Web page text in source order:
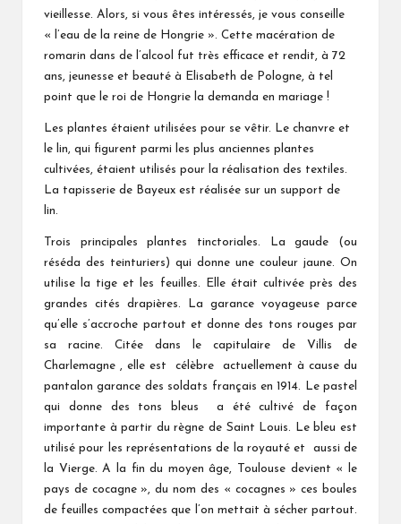
vieillesse. Alors, si vous êtes intéressés, je vous conseille
« l’eau de la reine de Hongrie ». Cette macération de
romarin dans de l’alcool fut très efficace et rendit, à 72
ans, jeunesse et beauté à Elisabeth de Pologne, à tel
point que le roi de Hongrie la demanda en mariage !
Les plantes étaient utilisées pour se vêtir. Le chanvre et
le lin, qui figurent parmi les plus anciennes plantes
cultivées, étaient utilisés pour la réalisation des textiles.
La tapisserie de Bayeux est réalisée sur un support de
lin.
Trois principales plantes tinctoriales. La gaude (ou
réséda des teinturiers) qui donne une couleur jaune. On
utilise la tige et les feuilles. Elle était cultivée près des
grandes cités drapières. La garance voyageuse parce
qu’elle s’accroche partout et donne des tons rouges par
sa racine. Citée dans le capitulaire de Villis de
Charlemagne , elle est célèbre actuellement à cause du
pantalon garance des soldats français en 1914. Le pastel
qui donne des tons bleus a été cultivé de façon
importante à partir du règne de Saint Louis. Le bleu est
utilisé pour les représentations de la royauté et aussi de
la Vierge. A la fin du moyen âge, Toulouse devient « le
pays de cocagne », du nom des « cocagnes » ces boules
de feuilles compactées que l’on mettait à sécher partout.